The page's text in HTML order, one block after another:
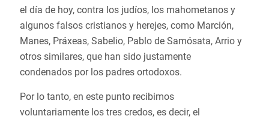
el día de hoy, contra los judíos, los mahometanos y
algunos falsos cristianos y herejes, como Marción,
Manes, Práxeas, Sabelio, Pablo de Samósata, Arrio y
otros similares, que han sido justamente
condenados por los padres ortodoxos.
Por lo tanto, en este punto recibimos
voluntariamente los tres credos, es decir, el